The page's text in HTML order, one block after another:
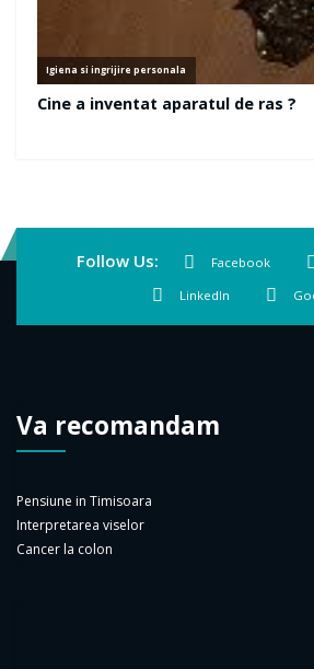
Follow Us: Facebook
LinkedIn
Va recomandam
Pensiune in Timisoara
Interpretarea viselor
Cancer la colon